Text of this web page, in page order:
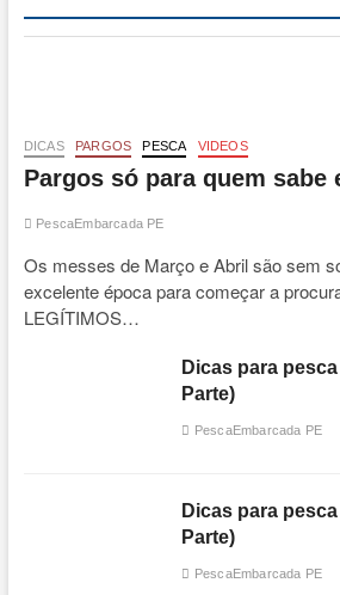
DICAS PARGOS PESCA VIDEOS
Pargos só para quem sabe
PescaEmbarcada PE
Os messes de Março e Abril são sem
excelente época para começar a
LEGÍTIMOS…
Dicas para
Parte)
PescaEmbarcada PE
Dicas para
Parte)
PescaEmbarcada PE